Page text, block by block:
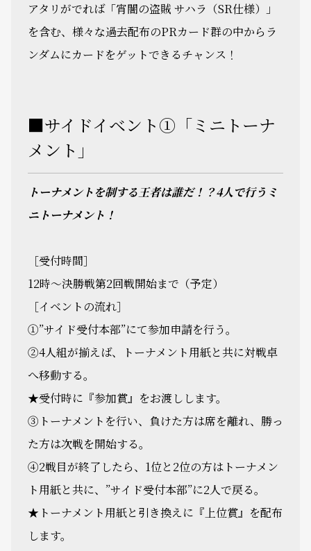
アタリがでれば「宵闇の盗賊 サハラ（SR仕様）」
を含む、様々な過去配布のPRカード群の中からラ
ンダムにカードをゲットできるチャンス！
■サイドイベント①「ミニトーナ
メント」
トーナメントを制する王者は誰だ！？4人で行うミ
ニトーナメント！
［受付時間］
12時～決勝戦第2回戦開始まで（予定）
［イベントの流れ］
①”サイド受付本部”にて参加申請を行う。
②4人組が揃えば、トーナメント用紙と共に対戦卓
へ移動する。
★受付時に『参加賞』をお渡しします。
③トーナメントを行い、負けた方は席を離れ、勝っ
た方は次戦を開始する。
④2戦目が終了したら、1位と2位の方はトーナメン
ト用紙と共に、”サイド受付本部”に2人で戻る。
★トーナメント用紙と引き換えに『上位賞』を配布
します。